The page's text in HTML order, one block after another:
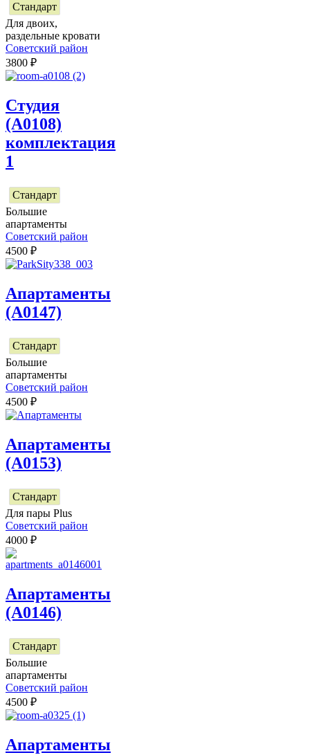
Стандарт
Для двоих,
раздельные кровати
Советский район
3800 ₽
Студия
(А0108)
комплектация
1
Стандарт
Большие
апартаменты
Советский район
4500 ₽
Апартаменты
(А0147)
Стандарт
Большие
апартаменты
Советский район
4500 ₽
Апартаменты
(А0153)
Стандарт
Для пары Plus
Советский район
4000 ₽
Апартаменты
(А0146)
Стандарт
Большие
апартаменты
Советский район
4500 ₽
Апартаменты